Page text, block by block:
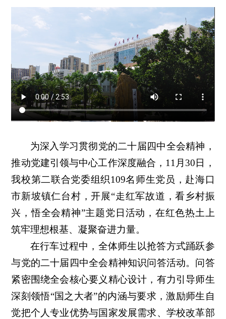
为深入学习贯彻党的二十届四中全会精神，
推动党建引领与中心工作深度融合，11月30日，
我校第二联合党委组织109名师生党员，赴海口
市新坡镇仁台村，开展“走红军故道，看乡村振
兴，悟全会精神”主题党日活动，在红色热土上
筑牢理想根基、凝聚奋进力量。
在行车过程中，全体师生以抢答方式踊跃参
与党的二十届四中全会精神知识问答活动。问答
紧密围绕全会核心要义精心设计，有力引导师生
深刻领悟“国之大者”的内涵与要求，激励师生自
觉把个人专业优势与国家发展需求、学校改革部